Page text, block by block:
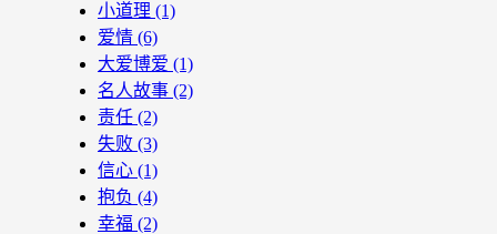
小道理 (1)
爱情 (6)
大爱博爱 (1)
名人故事 (2)
责任 (2)
失败 (3)
信心 (1)
抱负 (4)
幸福 (2)